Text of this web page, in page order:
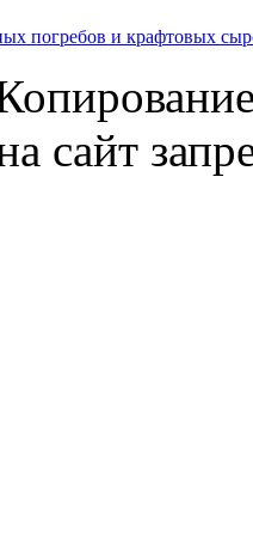
погребов и крафтовых
сайт